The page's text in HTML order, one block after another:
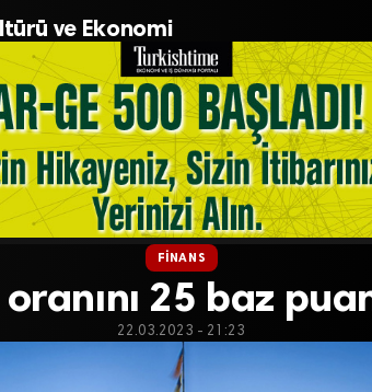
ve Ekonomi
FINANS
25 baz
22.03.2023 - 21:23